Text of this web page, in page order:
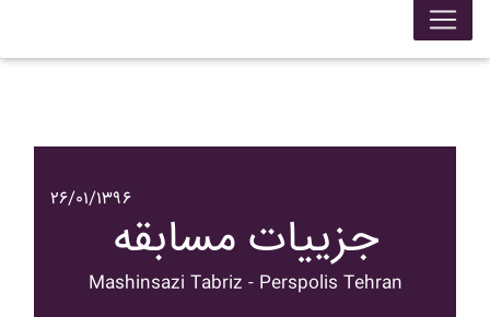
۲۶/۰۱/۱۳۹۶
جزییات مسابقه
Mashinsazi Tabriz - Perspolis Tehran